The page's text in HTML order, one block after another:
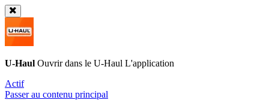
U-Haul Ouvrir dans le U-Haul L'application
Actif
Passer au contenu principal